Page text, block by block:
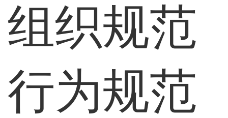
组织规范
行为规范